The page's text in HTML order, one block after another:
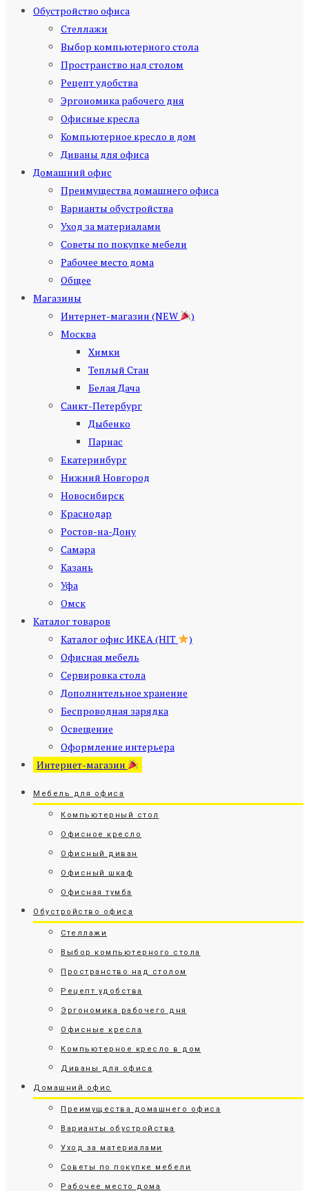
Обустройство офиса
Стеллажи
Выбор компьютерного стола
Пространство над столом
Рецепт удобства
Эргономика рабочего дня
Офисные кресла
Компьютерное кресло в дом
Диваны для офиса
Домашний офис
Преимущества домашнего офиса
Варианты обустройства
Уход за материалами
Советы по покупке мебели
Рабочее место дома
Общее
Магазины
Интернет-магазин (NEW
)
Москва
Химки
Теплый Стан
Белая Дача
Санкт-Петербург
Дыбенко
Парнас
Екатеринбург
Нижний Новгород
Новосибирск
Краснодар
Ростов-на-Дону
Самара
Казань
Уфа
Омск
Каталог товаров
Каталог офис ИКЕА (HIT
)
Офисная мебель
Сервировка стола
Дополнительное хранение
Беспроводная зарядка
Освещение
Оформление интерьера
Интернет-магазин
Мебель для офиса
Компьютерный стол
Офисное кресло
Офисный диван
Офисный шкаф
Офисная тумба
Обустройство офиса
Стеллажи
Выбор компьютерного стола
Пространство над столом
Рецепт удобства
Эргономика рабочего дня
Офисные кресла
Компьютерное кресло в дом
Диваны для офиса
Домашний офис
Преимущества домашнего офиса
Варианты обустройства
Уход за материалами
Советы по покупке мебели
Рабочее место дома